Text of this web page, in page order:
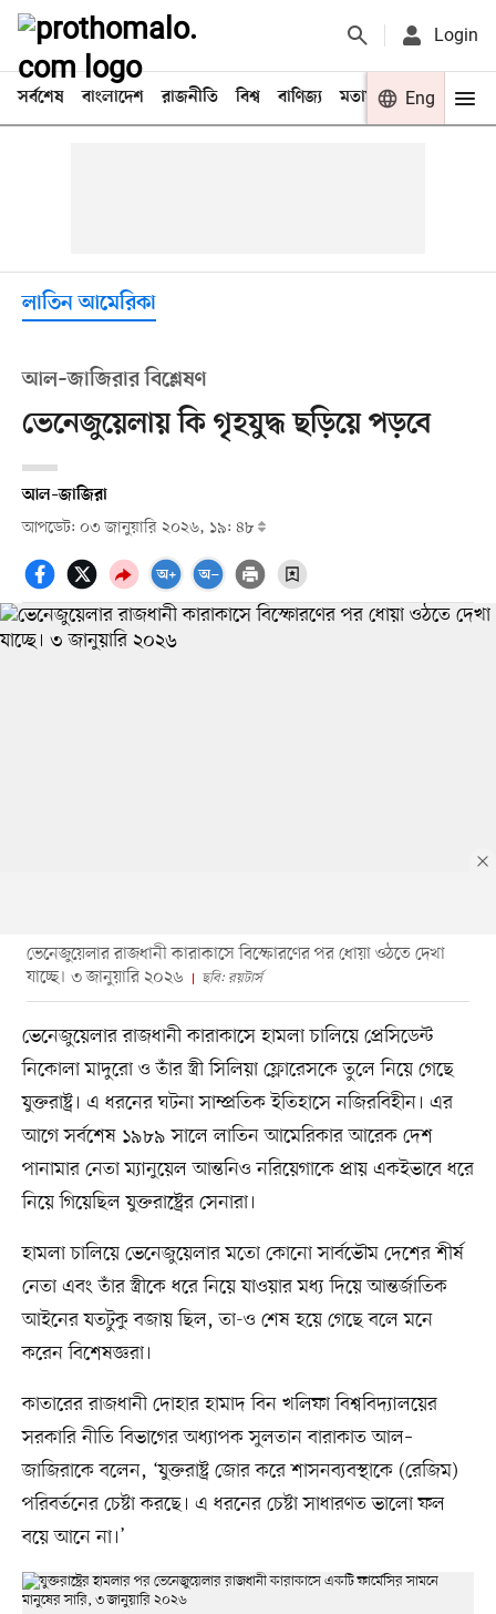
Login
সর্বশেষ বাংলাদেশ রাজনীতি বিশ্ব বাণিজ্য মতামত খেলা
Eng
লাতিন আমেরিকা
আল–জাজিরার বিশ্লেষণ
ভেনেজুয়েলায় কি গৃহযুদ্ধ ছড়িয়ে পড়বে
আল–জাজিরা
আপডেট: ০৩ জানুয়ারি ২০২৬, ১৯: ৪৮
ভেনেজুয়েলার রাজধানী কারাকাসে বিস্ফোরণের পর ধোয়া ওঠতে দেখা
যাচ্ছে। ৩ জানুয়ারি ২০২৬
ছবি: রয়টার্স
ভেনেজুয়েলার রাজধানী কারাকাসে হামলা চালিয়ে প্রেসিডেন্ট
নিকোলা মাদুরো ও তাঁর স্ত্রী সিলিয়া ফ্লোরেসকে তুলে নিয়ে গেছে
যুক্তরাষ্ট্র। এ ধরনের ঘটনা সাম্প্রতিক ইতিহাসে নজিরবিহীন। এর
আগে সর্বশেষ ১৯৮৯ সালে লাতিন আমেরিকার আরেক দেশ
পানামার নেতা ম্যানুয়েল আন্তনিও নরিয়েগাকে প্রায় একইভাবে ধরে
নিয়ে গিয়েছিল যুক্তরাষ্ট্রের সেনারা।
হামলা চালিয়ে ভেনেজুয়েলার মতো কোনো সার্বভৌম দেশের শীর্ষ
নেতা এবং তাঁর স্ত্রীকে ধরে নিয়ে যাওয়ার মধ্য দিয়ে আন্তর্জাতিক
আইনের যতটুকু বজায় ছিল, তা-ও শেষ হয়ে গেছে বলে মনে
করেন বিশেষজ্ঞরা।
কাতারের রাজধানী দোহার হামাদ বিন খলিফা বিশ্ববিদ্যালয়ের
সরকারি নীতি বিভাগের অধ্যাপক সুলতান বারাকাত আল–
জাজিরাকে বলেন, ‘যুক্তরাষ্ট্র জোর করে শাসনব্যবস্থাকে (রেজিম)
পরিবর্তনের চেষ্টা করছে। এ ধরনের চেষ্টা সাধারণত ভালো ফল
বয়ে আনে না।’